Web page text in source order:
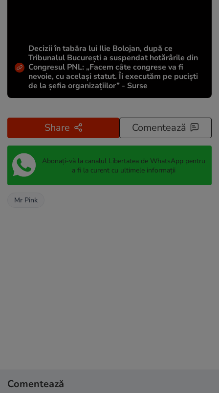
Decizii în tabăra lui Ilie Bolojan, după ce
Tribunalul București a suspendat hotărârile din
Congresul PNL: „Facem câte congrese va fi
nevoie, cu același statut. Îi executăm pe puciști
de la șefia organizațiilor” - Surse
Share Comentează
Abonați-vă la canalul Libertatea de WhatsApp pentru
a fi la curent cu ultimele informații
Mr Pink
Comentează